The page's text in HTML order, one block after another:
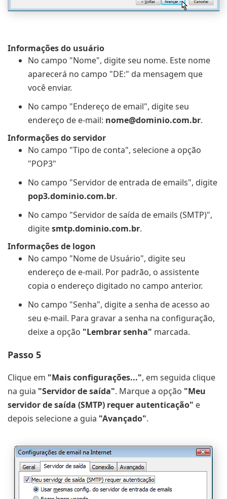
Informações do usuário
No campo "Nome", digite seu nome. Este nome
aparecerá no campo "DE:" da mensagem que
você enviar.
No campo "Endereço de email", digite seu
endereço de e-mail: nome@dominio.com.br.
Informações do servidor
No campo "Tipo de conta", selecione a opção
"POP3"
No campo "Servidor de entrada de emails", digite
pop3.dominio.com.br.
No campo "Servidor de saída de emails (SMTP)",
digitesmtp.dominio.com.br.
Informações de logon
No campo "Nome de Usuário", digite seu
endereço de e-mail. Por padrão, o assistente
copia o endereço digitado no campo anterior.
No campo "Senha", digite a senha de acesso ao
seu e-mail. Para gravar a senha na configuração,
deixe a opção "Lembrar senha" marcada.
Passo 5
Clique em "Mais configurações...", em seguida clique
na guia "Servidor de saída". Marque a opção "Meu
servidor de saída (SMTP) requer autenticação" e
depois selecione a guia "Avançado".